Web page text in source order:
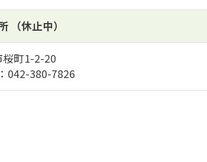
（休止中）
桜町1-2-20
042-380-7826